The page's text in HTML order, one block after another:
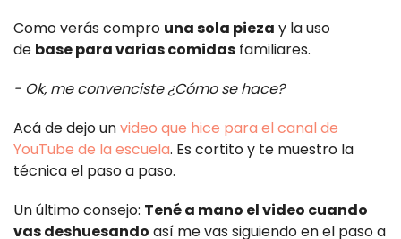
Como verás compro una sola pieza y la uso
de base para varias comidas familiares.
- Ok, me convenciste ¿Cómo se hace?
Acá de dejo unvideo que hice para el canal de
YouTube de la escuela. Es cortito y te muestro la
técnica el paso a paso.
Un último consejo: Tené a mano el video cuando
vas deshuesando así me vas siguiendo en el paso a